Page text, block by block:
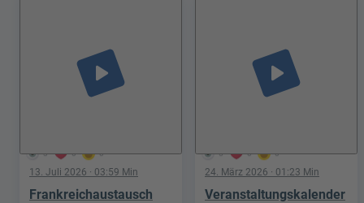
3 0 0
play_arrow
13. Juli 2026 · 03:59 Min
Frankreichaustausch
5 0 0
play_arrow
24. März 2026 · 01:23 Min
Veranstaltungskalender